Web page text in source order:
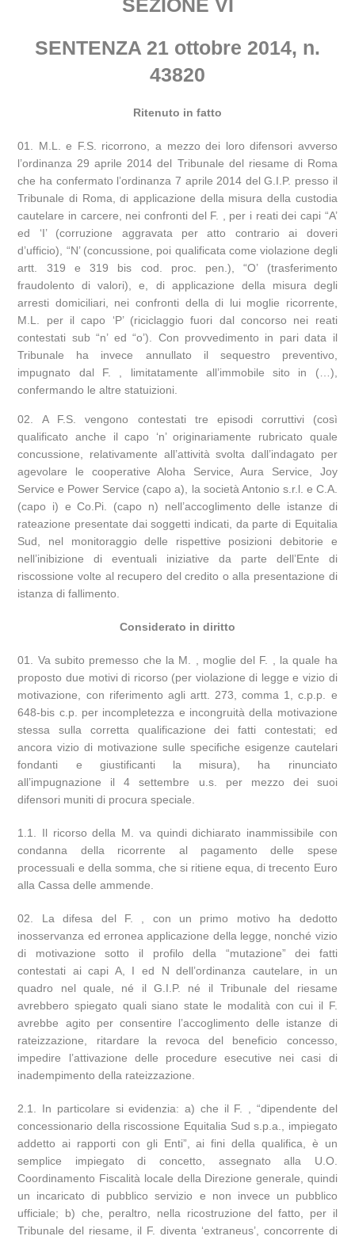
SEZIONE VI
SENTENZA 21 ottobre 2014, n.
43820
Ritenuto in fatto
M.L. e F.S. ricorrono, a mezzo dei loro difensori avverso
l’ordinanza 29 aprile 2014 del Tribunale del riesame di Roma
che ha confermato l’ordinanza 7 aprile 2014 del G.I.P. presso il
Tribunale di Roma, di applicazione della misura della custodia
cautelare in carcere, nei confronti del F. , per i reati dei capi “A’
ed ‘I’ (corruzione aggravata per atto contrario ai doveri
d’ufficio), “N’ (concussione, poi qualificata come violazione degli
artt. 319 e 319 bis cod. proc. pen.), “O’ (trasferimento
fraudolento di valori), e, di applicazione della misura degli
arresti domiciliari, nei confronti della di lui moglie ricorrente,
M.L. per il capo ‘P’ (riciclaggio fuori dal concorso nei reati
contestati sub “n’ ed “o’). Con provvedimento in pari data il
Tribunale ha invece annullato il sequestro preventivo,
impugnato dal F. , limitatamente all’immobile sito in (…),
confermando le altre statuizioni.
A F.S. vengono contestati tre episodi corruttivi (così
qualificato anche il capo ‘n’ originariamente rubricato quale
concussione, relativamente all’attività svolta dall’indagato per
agevolare le cooperative Aloha Service, Aura Service, Joy
Service e Power Service (capo a), la società Antonio s.r.l. e C.A.
(capo i) e Co.Pi. (capo n) nell’accoglimento delle istanze di
rateazione presentate dai soggetti indicati, da parte di Equitalia
Sud, nel monitoraggio delle rispettive posizioni debitorie e
nell’inibizione di eventuali iniziative da parte dell’Ente di
riscossione volte al recupero del credito o alla presentazione di
istanza di fallimento.
Considerato in diritto
Va subito premesso che la M. , moglie del F. , la quale ha
proposto due motivi di ricorso (per violazione di legge e vizio di
motivazione, con riferimento agli artt. 273, comma 1, c.p.p. e
648-bis c.p. per incompletezza e incongruità della motivazione
stessa sulla corretta qualificazione dei fatti contestati; ed
ancora vizio di motivazione sulle specifiche esigenze cautelari
fondanti e giustificanti la misura), ha rinunciato
all’impugnazione il 4 settembre u.s. per mezzo dei suoi
difensori muniti di procura speciale.
1.1. Il ricorso della M. va quindi dichiarato inammissibile con
condanna della ricorrente al pagamento delle spese
processuali e della somma, che si ritiene equa, di trecento Euro
alla Cassa delle ammende.
La difesa del F. , con un primo motivo ha dedotto
inosservanza ed erronea applicazione della legge, nonché vizio
di motivazione sotto il profilo della “mutazione” dei fatti
contestati ai capi A, I ed N dell’ordinanza cautelare, in un
quadro nel quale, né il G.I.P. né il Tribunale del riesame
avrebbero spiegato quali siano state le modalità con cui il F.
avrebbe agito per consentire l’accoglimento delle istanze di
rateizzazione, ritardare la revoca del beneficio concesso,
impedire l’attivazione delle procedure esecutive nei casi di
inadempimento della rateizzazione.
2.1. In particolare si evidenzia: a) che il F. , “dipendente del
concessionario della riscossione Equitalia Sud s.p.a., impiegato
addetto ai rapporti con gli Enti”, ai fini della qualifica, è un
semplice impiegato di concetto, assegnato alla U.O.
Coordinamento Fiscalità locale della Direzione generale, quindi
un incaricato di pubblico servizio e non invece un pubblico
ufficiale; b) che, peraltro, nella ricostruzione del fatto, per il
Tribunale del riesame, il F. diventa ‘extraneus’, concorrente di